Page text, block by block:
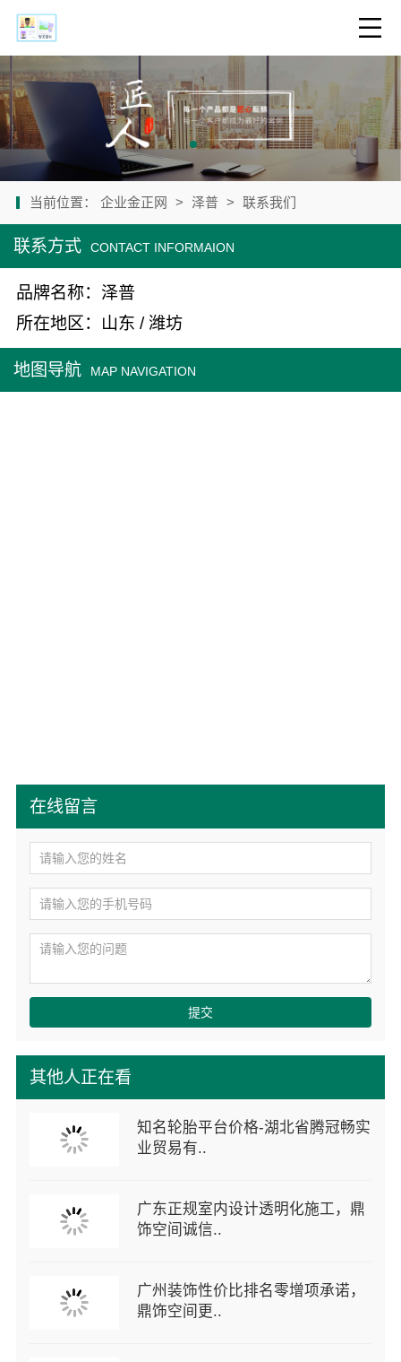
当前位置： 企业金正网 > 泽普 > 联系我们
其他人正在看
知名轮胎平台价格-湖北省腾冠畅实
业贸易有..
广东正规室内设计透明化施工，鼎
饰空间诚信..
广州装饰性价比排名零增项承诺，
鼎饰空间更..
在线留言
提交
联系方式 CONTACT INFORMAION
品牌名称：泽普
所在地区：山东 / 潍坊
地图导航 MAP NAVIGATION